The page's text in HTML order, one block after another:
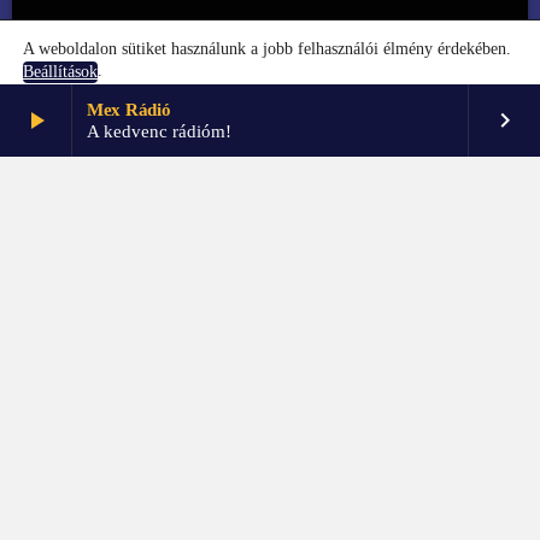
play_arrow
Mex Rádió
A kedvenc rádióm!
keyboard_arrow_right
GABLINI: Pataki Dániel
A weboldalon sütiket használunk a jobb felhasználói élmény érdekében.
Beállítások.
Elfogadom Beállítások